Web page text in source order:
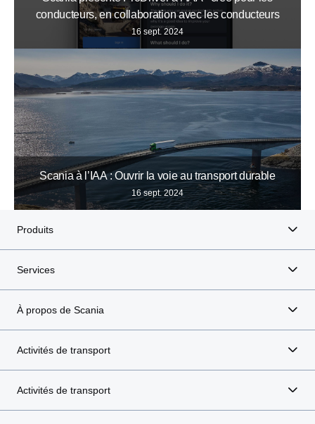
conducteurs, en collaboration avec les conducteurs
16 sept. 2024
Scania à l’IAA : Ouvrir la voie au transport durable
16 sept. 2024
Produits
Services
À propos de Scania
Activités de transport
Activités de transport